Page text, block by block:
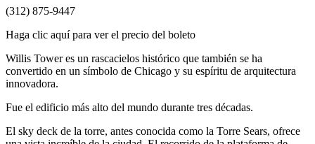
(312) 875-9447
Haga clic aquí para ver el precio del boleto
Willis Tower es un rascacielos histórico que también se ha
convertido en un símbolo de Chicago y su espíritu de arquitectura
innovadora.
Fue el edificio más alto del mundo durante tres décadas.
El sky deck de la torre, antes conocida como la Torre Sears, ofrece